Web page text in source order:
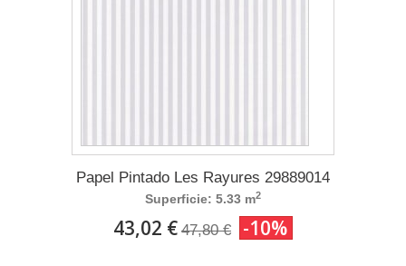
Papel Pintado Les Rayures 29889014
Superficie: 5.33 m2
43,02 € 47,80 € -10%